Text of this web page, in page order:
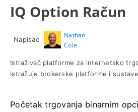
IQ Option Račun
Napisao
Nathan
Cole
Istraživač platforme za internetsko
Istražuje brokerske platforme i
Početak trgovanja binarnim